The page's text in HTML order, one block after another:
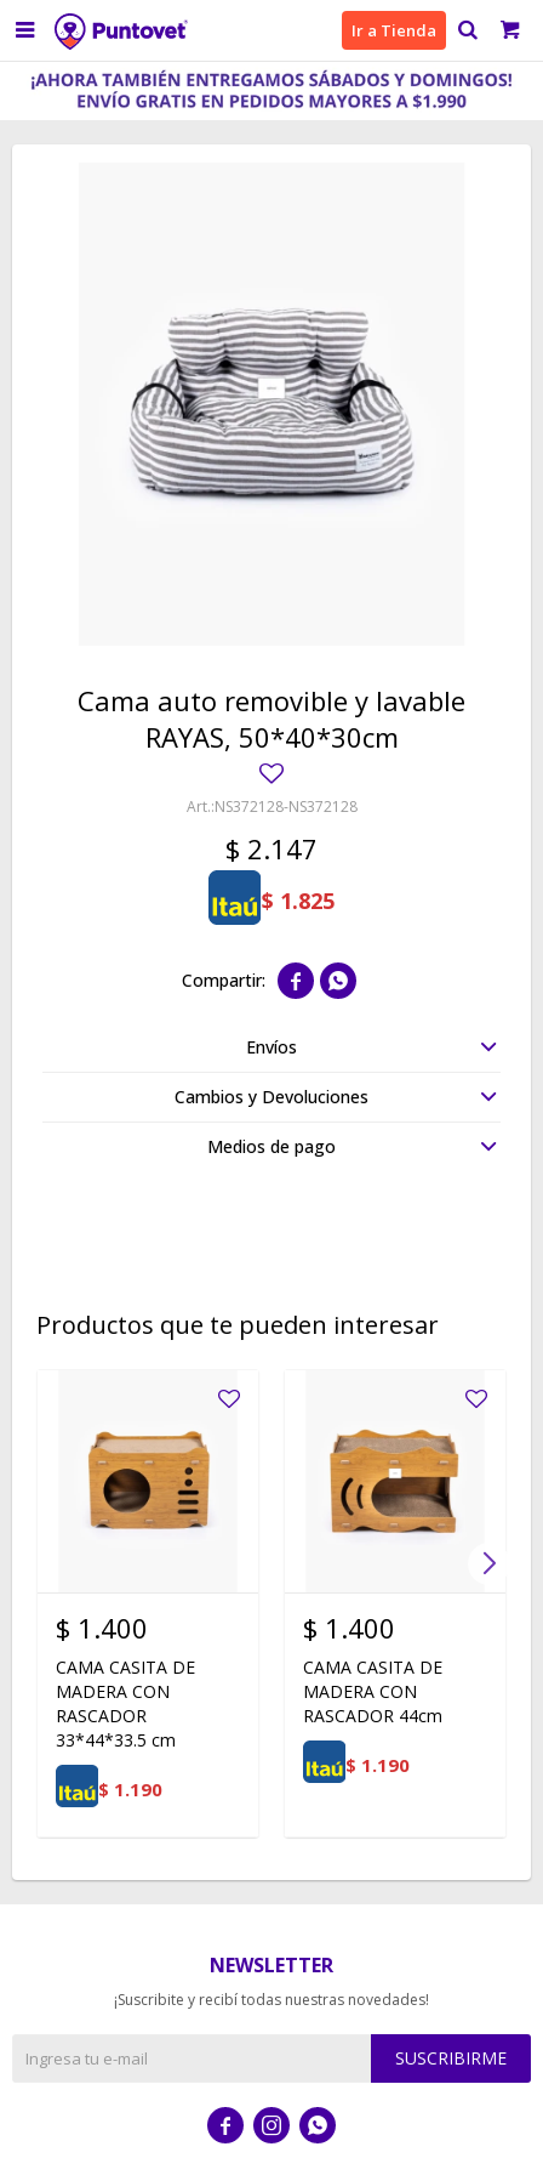
 Ir a Tienda
Cama auto removible y lavable
RAYAS, 50*40*30cm
NS372128-NS372128
$ 2.147
$ 1.825
 
Envíos
Cambios y Devoluciones
Medios de pago
Productos que te pueden interesar
$ 1.400
CAMA CASITA DE
MADERA CON
RASCADOR
33*44*33.5 cm
$ 1.190
$ 1.400
CAMA CASITA DE
MADERA CON
RASCADOR 44cm
$ 1.190
NEWSLETTER
¡Suscribite y recibí todas nuestras novedades!
SUSCRIBIRME
  